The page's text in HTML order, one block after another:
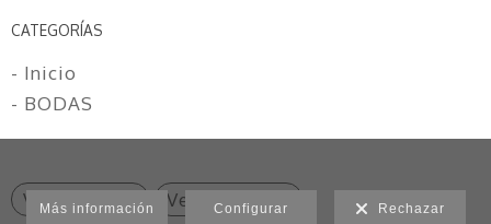
CATEGORÍAS
- Inicio
- BODAS
Ver anterior Ver siguiente
Más información Configurar Rechazar